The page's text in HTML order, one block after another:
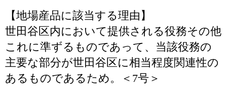
【地場産品に該当する理由】
世田谷区内において提供される役務その他
これに準ずるものであって、当該役務の
主要な部分が世田谷区に相当程度関連性の
あるものであるため。＜7号＞